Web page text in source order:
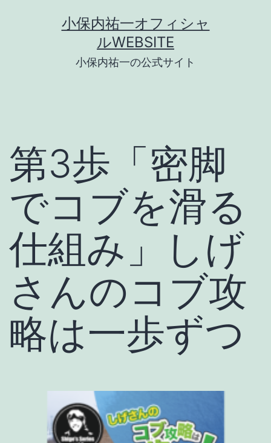
キ
プ
小保内祐一オフィシャ
ルWEBSITE
小保内祐一の公式サイト
第3歩「密脚
でコブを滑る
仕組み」しげ
さんのコブ攻
略は一歩ずつ